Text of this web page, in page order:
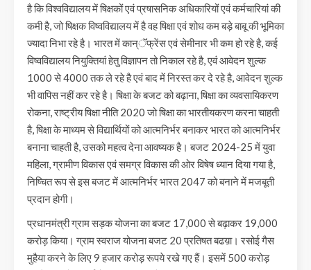
है कि विश्वविद्यालय में षिक्षकों एवं प्रषासनिक अधिकारियों एवं कर्मचारियां की
कमी है, जो षिक्षक विष्वविद्यालय में है वह षिक्षा एवं शोध कम बड़े बाबू की भूमिका
ज्यादा निभा रहे है। भारत में कान्ॅॅफ्रेंस एवं सेमीनार भी कम हो रहे है, कई
विष्वविद्यालय नियुक्तियां हेतु विज्ञापन तो निकाल रहे है, एवं आवेदन शुल्क
1000 से 4000 तक ले रहे है एवं बाद में निरस्त कर दे रहे है, आवेदन शुल्क
भी वापिस नहीं कर रहे है। षिक्षा के बजट को बढ़ाना, षिक्षा का व्यवसायिकरण
रोकना, राष्ट्रीय षिक्षा नीति 2020 जो षिक्षा का भारतीयकरण करना चाहती
है, षिक्षा के माध्यम से विद्यार्थियों को आत्मनिर्भर बनाकर भारत को आत्मनिर्भर
बनाना चाहती है, उसको महत्व देना आवष्यक है। बजट 2024-25 में युवा
महिला, ग्रामीण विकास एवं समग्र विकास की ओर विषेष ध्यान दिया गया है,
निष्चित रूप से इस बजट में आत्मनिर्भर भारत 2047 को बनाने में मजबूती
प्रदान होगी।
प्रधानमंत्री ग्राम सड़क योजना का बजट 17,000 से बढ़ाकर 19,000
करोड़ किया। ग्राम स्वराज योजना बजट 20 प्रतिषत बढय़ा। रसोई गैस
मुहैया करने के लिए 9 हजार करोड़ रूपये रखे गए हैं। इसमें 500 करोड़